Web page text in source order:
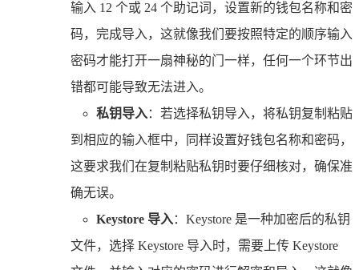
输入 12 个或 24 个助记词，设置新的钱包名称和密
码，完成导入，这就像我们要按照特定的顺序输入
密码才能打开一扇神秘的门一样，任何一个环节出
错都可能导致无法进入。
私钥导入：若选择私钥导入，将私钥复制粘贴
到相应的输入框中，同样设置好钱包名称和密码，
这要求我们在复制粘贴私钥时要仔细核对，确保准
确无误。
Keystore 导入：Keystore 是一种加密后的私钥
文件，选择 Keystore 导入时，需要上传 Keystore